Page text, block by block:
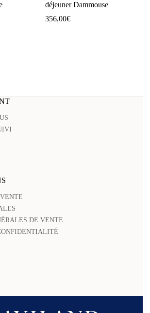
déjeuner Dammouse
356,00€
DE VENTE